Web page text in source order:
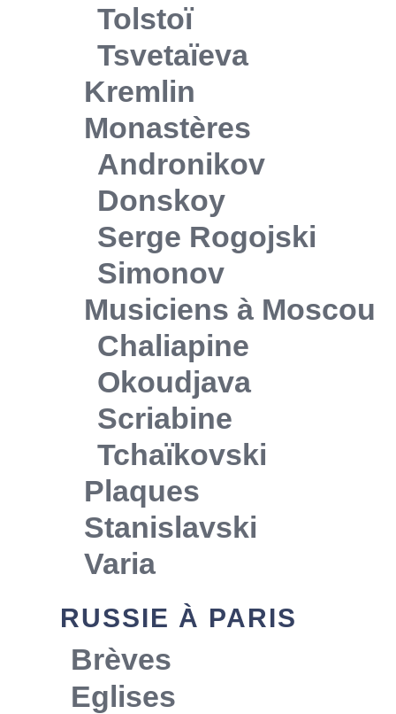
Tolstoï
Tsvetaïeva
Kremlin
Monastères
Andronikov
Donskoy
Serge Rogojski
Simonov
Musiciens à Moscou
Chaliapine
Okoudjava
Scriabine
Tchaïkovski
Plaques
Stanislavski
Varia
RUSSIE À PARIS
Brèves
Eglises